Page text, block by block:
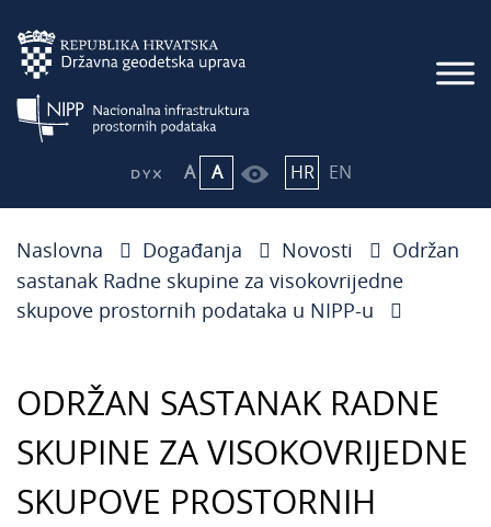
A A HR EN
Naslovna Događanja Novosti
Održan
sastanak Radne skupine za visokovrijedne
skupove prostornih podataka u NIPP-u
ODRŽAN SASTANAK RADNE
SKUPINE ZA VISOKOVRIJEDNE
SKUPOVE PROSTORNIH